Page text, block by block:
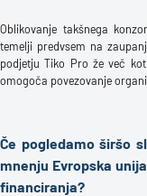
Oblikovanje takšnega
temelji predvsem na
podjetju Tiko Pro že več
omogoča povezovanje
Če pogledamo širšo
mnenju Evropska
financiranja?